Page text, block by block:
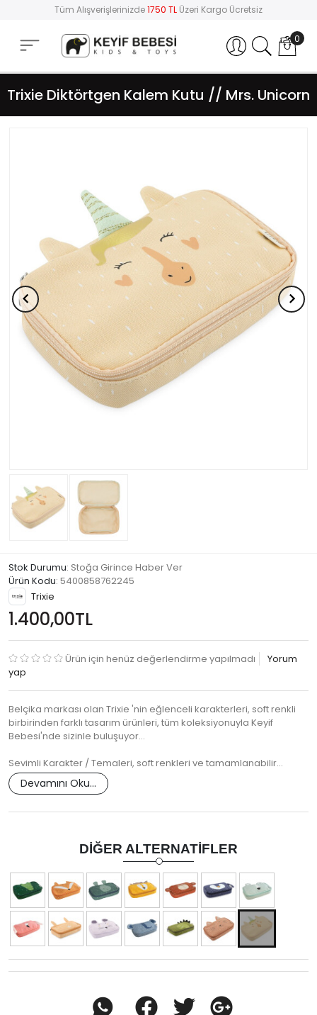
Tüm Alışverişlerinizde1750 TL Üzeri Kargo Ücretsiz
Hesabım 0
Trixie Diktörtgen Kalem Kutu // Mrs. Unicorn
Stok Durumu: Stoğa Girince Haber Ver
Ürün Kodu: 5400858762245
Trixie
1.400,00TL
Ürün için henüz değerlendirme yapılmadı
Yorum
yap
Belçika markası olan Trixie 'nin eğlenceli karakterleri, soft renkli
birbirinden farklı tasarım ürünleri, tüm koleksiyonuyla Keyif
Bebesi'nde sizinle buluşuyor...
Sevimli Karakter / Temaleri, soft renkleri ve tamamlanabilir…
Devamını Oku...
DIĞER ALTERNATIFLER